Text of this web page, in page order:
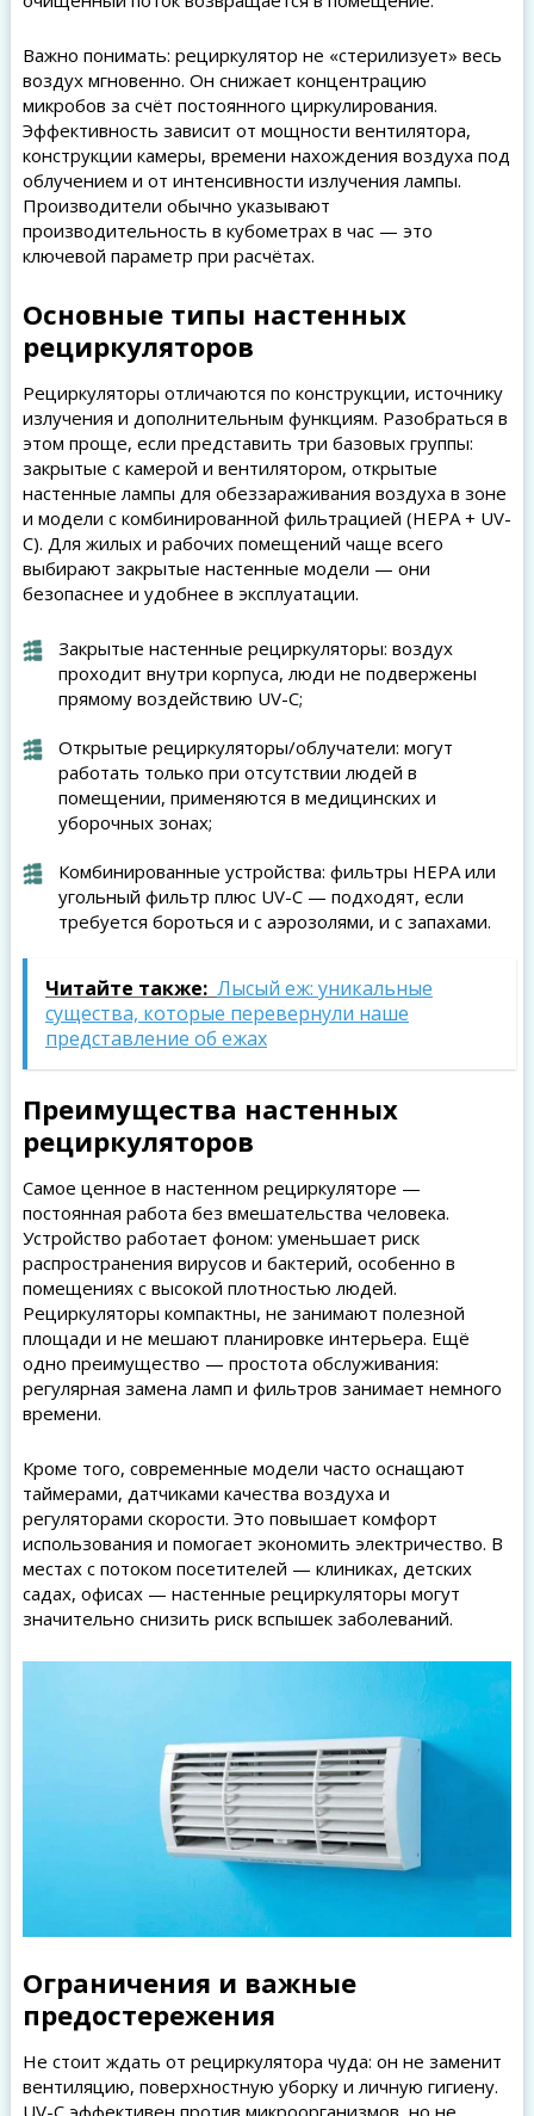
Важно понимать: рециркулятор не «стерилизует» весь
воздух мгновенно. Он снижает концентрацию
микробов за счёт постоянного циркулирования.
Эффективность зависит от мощности вентилятора,
конструкции камеры, времени нахождения воздуха под
облучением и от интенсивности излучения лампы.
Производители обычно указывают
производительность в кубометрах в час — это
ключевой параметр при расчётах.
Основные типы настенных
рециркуляторов
Рециркуляторы отличаются по конструкции, источнику
излучения и дополнительным функциям. Разобраться в
этом проще, если представить три базовых группы:
закрытые с камерой и вентилятором, открытые
настенные лампы для обеззараживания воздуха в зоне
и модели с комбинированной фильтрацией (HEPA + UV-
C). Для жилых и рабочих помещений чаще всего
выбирают закрытые настенные модели — они
безопаснее и удобнее в эксплуатации.
Закрытые настенные рециркуляторы: воздух
проходит внутри корпуса, люди не подвержены
прямому воздействию UV-C;
Открытые рециркуляторы/облучатели: могут
работать только при отсутствии людей в
помещении, применяются в медицинских и
уборочных зонах;
Комбинированные устройства: фильтры HEPA или
угольный фильтр плюс UV-C — подходят, если
требуется бороться и с аэрозолями, и с запахами.
Читайте также: Лысый еж: уникальные
существа, которые перевернули наше
представление об ежах
Преимущества настенных
рециркуляторов
Самое ценное в настенном рециркуляторе —
постоянная работа без вмешательства человека.
Устройство работает фоном: уменьшает риск
распространения вирусов и бактерий, особенно в
помещениях с высокой плотностью людей.
Рециркуляторы компактны, не занимают полезной
площади и не мешают планировке интерьера. Ещё
одно преимущество — простота обслуживания:
регулярная замена ламп и фильтров занимает немного
времени.
Кроме того, современные модели часто оснащают
таймерами, датчиками качества воздуха и
регуляторами скорости. Это повышает комфорт
использования и помогает экономить электричество. В
местах с потоком посетителей — клиниках, детских
садах, офисах — настенные рециркуляторы могут
значительно снизить риск вспышек заболеваний.
Ограничения и важные
предостережения
Не стоит ждать от рециркулятора чуда: он не заменит
вентиляцию, поверхностную уборку и личную гигиену.
UV-C эффективен против микроорганизмов, но не